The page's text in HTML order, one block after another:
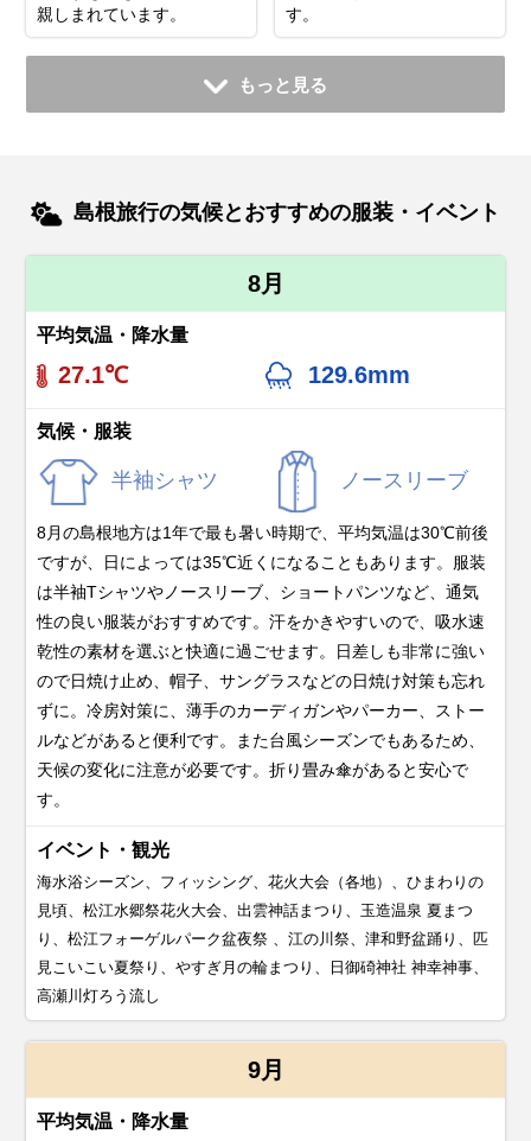
親しまれています。
す。
もっと見る
島根旅行の気候とおすすめの服装・イベント
8月
平均気温・降水量
27.1℃ 129.6mm
気候・服装
半袖シャツ ノースリーブ
8月の島根地方は1年で最も暑い時期で、平均気温は30℃前後
ですが、日によっては35℃近くになることもあります。服装
は半袖Tシャツやノースリーブ、ショートパンツなど、通気
性の良い服装がおすすめです。汗をかきやすいので、吸水速
乾性の素材を選ぶと快適に過ごせます。日差しも非常に強い
ので日焼け止め、帽子、サングラスなどの日焼け対策も忘れ
ずに。冷房対策に、薄手のカーディガンやパーカー、ストー
ルなどがあると便利です。また台風シーズンでもあるため、
天候の変化に注意が必要です。折り畳み傘があると安心で
す。
イベント・観光
海水浴シーズン、フィッシング、花火大会（各地）、ひまわりの
見頃、松江水郷祭花火大会、出雲神話まつり、玉造温泉 夏まつ
り、松江フォーゲルパーク盆夜祭 、江の川祭、津和野盆踊り、匹
見こいこい夏祭り、やすぎ月の輪まつり、日御碕神社 神幸神事、
高瀬川灯ろう流し
9月
平均気温・降水量